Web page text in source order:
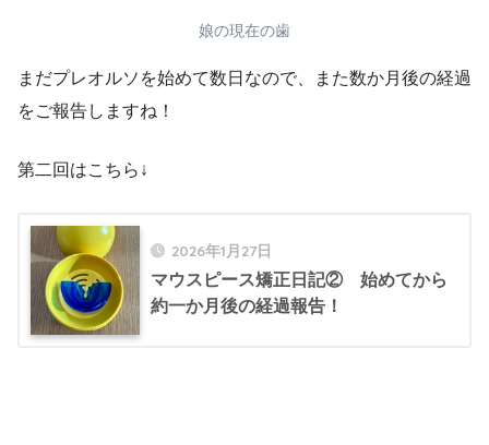
娘の現在の歯
まだプレオルソを始めて数日なので、また数か月後の経過
をご報告しますね！
第二回はこちら↓
2026年1月27日
マウスピース矯正日記② 始めてから
約一か月後の経過報告！